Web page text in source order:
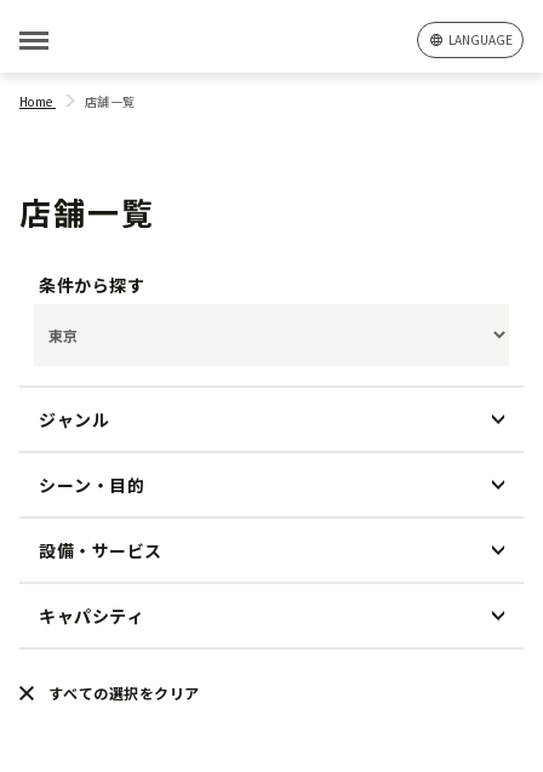
LANGUAGE
Home 店舗一覧
店舗一覧
条件から探す
ジャンル
和食
鍋料理
ハワイアン
イタリアン・フレンチ
シーン・目的
朝食
設備・サービス
貸切
テラス席
キャパシティ
30人未満
すべての選択をクリア